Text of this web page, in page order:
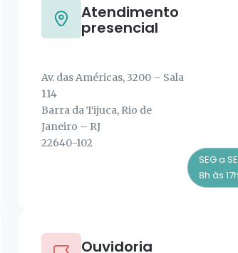
Atendimento
presencial
Av. das Américas, 3200 – Sala
114
Barra da Tijuca, Rio de
Janeiro – RJ
22640-102
SEG a
8h às 17h
Ouvidoria